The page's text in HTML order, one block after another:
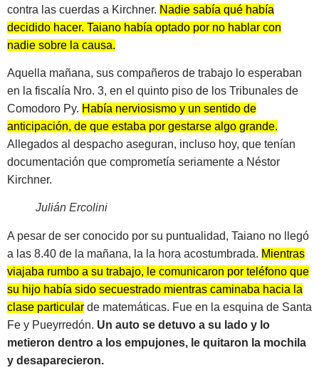
contra las cuerdas a Kirchner. Nadie sabía qué había
decidido hacer. Taiano había optado por no hablar con
nadie sobre la causa.
Aquella mañana, sus compañeros de trabajo lo esperaban
en la fiscalía Nro. 3, en el quinto piso de los Tribunales de
Comodoro Py. Había nerviosismo y un sentido de
anticipación, de que estaba por gestarse algo grande.
Allegados al despacho aseguran, incluso hoy, que tenían
documentación que comprometía seriamente a Néstor
Kirchner.
Julián Ercolini
A pesar de ser conocido por su puntualidad, Taiano no llegó
a las 8.40 de la mañana, la la hora acostumbrada. Mientras
viajaba rumbo a su trabajo, le comunicaron por teléfono que
su hijo había sido secuestrado mientras caminaba hacia la
clase particular de matemáticas. Fue en la esquina de Santa
Fe y Pueyrredón. Un auto se detuvo a su lado y lo
metieron dentro a los empujones, le quitaron la mochila
y desaparecieron.